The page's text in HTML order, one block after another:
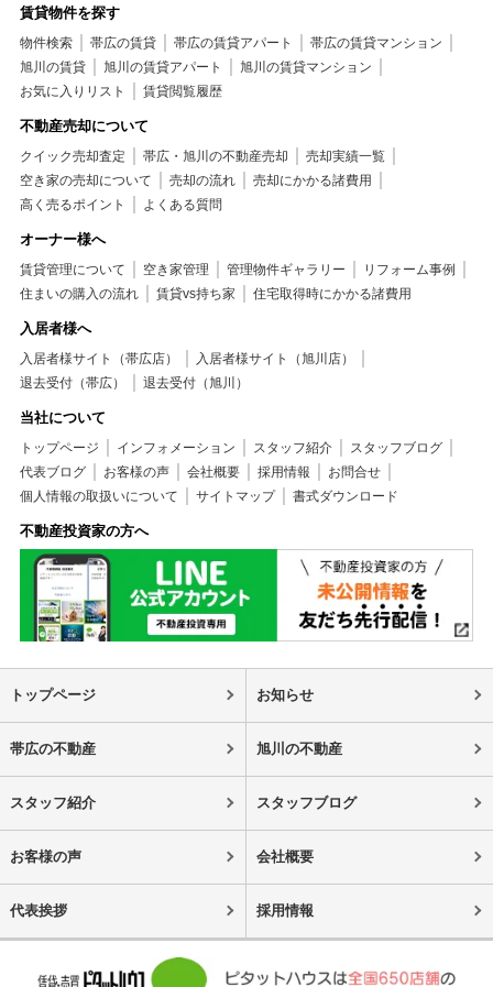
賃貸物件を探す
物件検索 帯広の賃貸 帯広の賃貸アパート
帯広の賃貸マンション
旭川の賃貸
旭川の賃貸アパート
旭川の賃貸マンション
お気に入りリスト
賃貸閲覧履歴
不動産売却について
クイック売却査定 帯広・旭川の不動産売却
売却実績一覧
空き家の売却について
売却の流れ
売却にかかる諸費用
高く売るポイント
よくある質問
オーナー様へ
賃貸管理について 空き家管理 管理物件ギャラリー
リフォーム事例
住まいの購入の流れ
賃貸vs持ち家 住宅取得時にかかる諸費用
入居者様へ
入居者様サイト（帯広店）
入居者様サイト（旭川店）
退去受付（帯広）
退去受付（旭川）
当社について
トップページ インフォメーション スタッフ紹介
スタッフブログ
代表ブログ
お客様の声 会社概要 採用情報
お問合せ
個人情報の取扱いについて
サイトマップ 書式ダウンロード
不動産投資家の方へ
トップページ お知らせ
帯広の不動産 旭川の不動産
スタッフ紹介 スタッフブログ
お客様の声 会社概要
代表挨拶 採用情報